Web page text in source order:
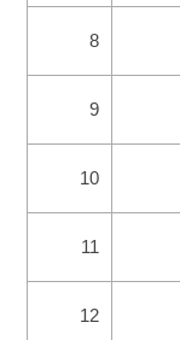
8
9
10
11
12